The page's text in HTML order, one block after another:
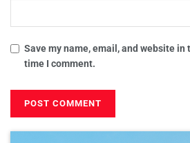
Save my name, email, and website
time I comment.